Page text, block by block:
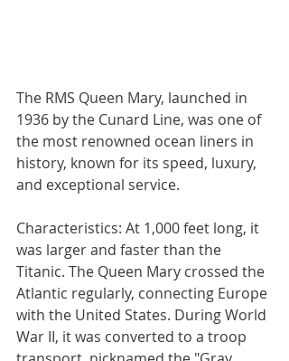
The RMS Queen Mary, launched in
1936 by the Cunard Line, was one of
the most renowned ocean liners in
history, known for its speed, luxury,
and exceptional service.
Characteristics: At 1,000 feet long, it
was larger and faster than the
Titanic. The Queen Mary crossed the
Atlantic regularly, connecting Europe
with the United States. During World
War II, it was converted to a troop